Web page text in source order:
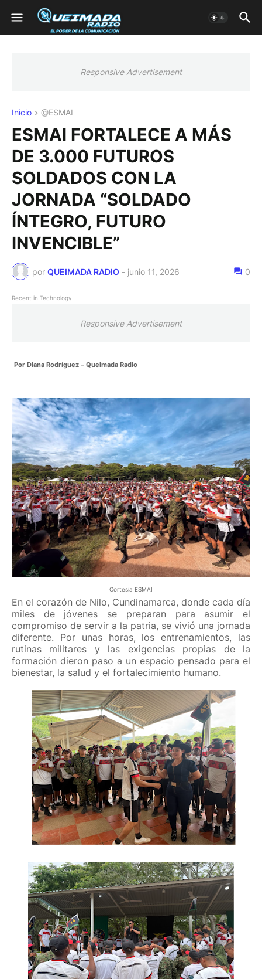
Responsive Advertisement
Inicio @ESMAI
ESMAI FORTALECE A MÁS
DE 3.000 FUTUROS
SOLDADOS CON LA
JORNADA “SOLDADO
ÍNTEGRO, FUTURO
INVENCIBLE”
por QUEIMADA RADIO - junio 11, 2026 0
Recent in Technology
Responsive Advertisement
Por Diana Rodríguez – Queimada Radio
Cortesía ESMAI
En el corazón de Nilo, Cundinamarca, donde cada día
miles de jóvenes se preparan para asumir el
compromiso de servir a la patria, se vivió una jornada
diferente. Por unas horas, los entrenamientos, las
rutinas militares y las exigencias propias de la
formación dieron paso a un espacio pensado para el
bienestar, la salud y el fortalecimiento humano.